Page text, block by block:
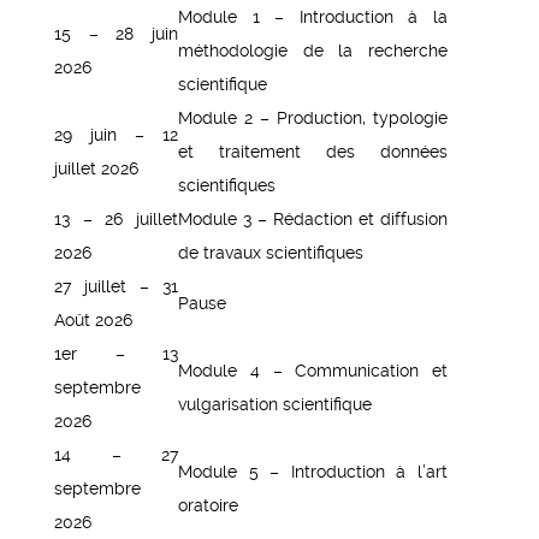
15 – 28 juin
2026
Module 1 – Introduction à la
méthodologie de la recherche
scientifique
29 juin – 12
juillet 2026
Module 2 – Production, typologie
et traitement des données
scientifiques
13 – 26 juillet
2026
Module 3 – Rédaction et diffusion
de travaux scientifiques
27 juillet – 31
Août 2026
Pause
1er – 13
septembre
2026
Module 4 – Communication et
vulgarisation scientifique
14 – 27
septembre
2026
Module 5 – Introduction à l’art
oratoire